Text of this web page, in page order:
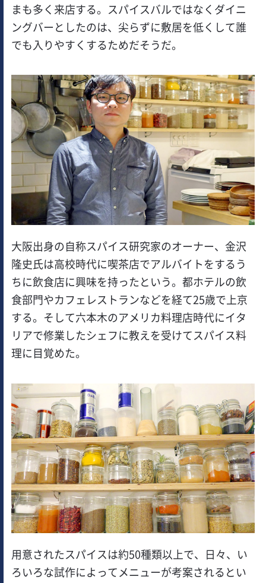
まも多く来店する。スパイスバルではなくダイニ
ングバーとしたのは、尖らずに敷居を低くして誰
でも入りやすくするためだそうだ。
大阪出身の自称スパイス研究家のオーナー、金沢
隆史氏は高校時代に喫茶店でアルバイトをするう
ちに飲食店に興味を持ったという。都ホテルの飲
食部門やカフェレストランなどを経て25歳で上京
する。そして六本木のアメリカ料理店時代にイタ
リアで修業したシェフに教えを受けてスパイス料
理に目覚めた。
用意されたスパイスは約50種類以上で、日々、い
ろいろな試作によってメニューが考案されるとい